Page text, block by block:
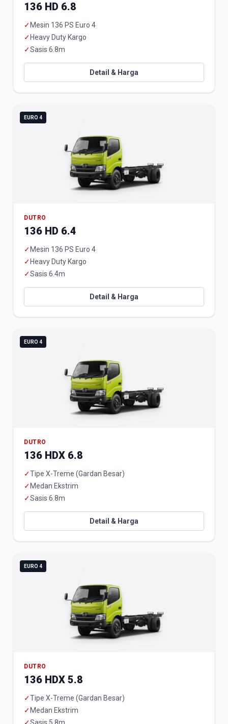
136 HD 6.8
✓ Mesin 136 PS Euro 4
✓ Heavy Duty Kargo
✓Sasis 6.8m
Detail & Harga
EURO 4
DUTRO
136 HD 6.4
✓ Mesin 136 PS Euro 4
✓ Heavy Duty Kargo
✓Sasis 6.4m
Detail & Harga
EURO 4
DUTRO
136 HDX 6.8
✓Tipe X-Treme (Gardan Besar)
✓ Medan Ekstrim
✓Sasis 6.8m
Detail & Harga
EURO 4
DUTRO
136 HDX 5.8
✓Tipe X-Treme (Gardan Besar)
✓ Medan Ekstrim